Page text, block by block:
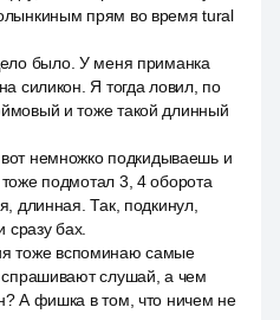
прям во время tural
было. У меня приманка
силикон. Я тогда ловил, по
и тоже такой длинный
немножко подкидываешь и
подмотал 3, 4 оборота
длинная. Так, подкинул,
сразу бах.
тоже вспоминаю самые
слушай, а чем
А фишка в том, что ничем не